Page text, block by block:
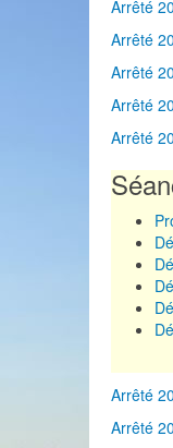
Arrêté
Arrêté
Arrêté
Arrêté
Arrêté
Arrêté
Arrêté